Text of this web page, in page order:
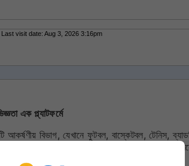
visit date: Aug 3, 2026 3:16pm
এক প্ল্যাটফর্মে
বিভাগ, যেখানে ফুটবল, বাস্কেটবল, টেনিস,
কারণে এই বিভাগটি অনেক ব্যবহারকারীর কাছে